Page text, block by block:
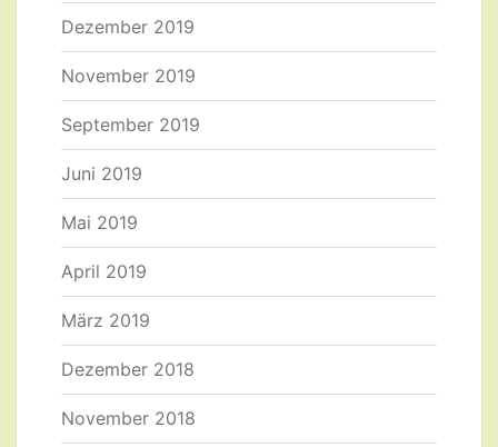
Dezember 2019
November 2019
September 2019
Juni 2019
Mai 2019
April 2019
März 2019
Dezember 2018
November 2018